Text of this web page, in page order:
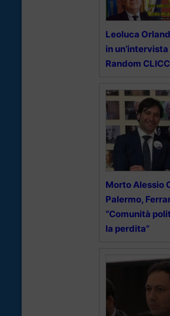
Leoluca
in
Random
Morto Alessio
Palermo,
“Comunità
la perdita”